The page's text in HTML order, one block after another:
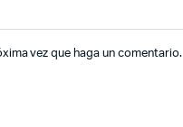
vez que haga un comentario.